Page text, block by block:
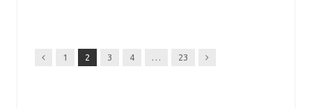
Previous
1 2 3 4 23 Next